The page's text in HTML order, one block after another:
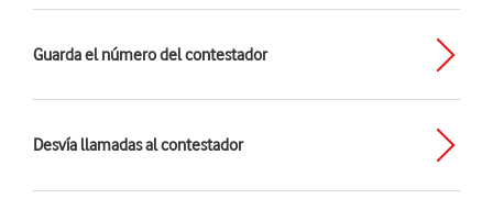
Guarda el número del contestador
Desvía llamadas al contestador